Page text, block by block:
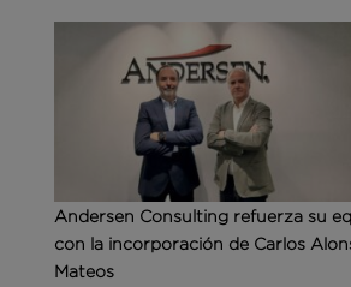
Andersen Consulting refuerza su
con la incorporación de Carlos
Mateos